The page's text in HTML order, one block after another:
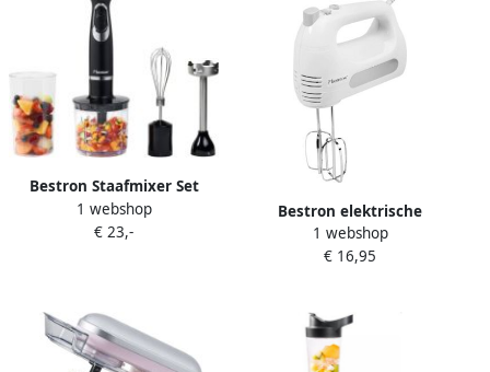
Bestron Staafmixer Set
Staafmixer met Hakmolen
Garde Maatbeker & Blender
1 webshop
€ 23,-
Bestron elektrische
handmixer met 2 gardes en
2 deeghaken 6
1 webshop
€ 16,95